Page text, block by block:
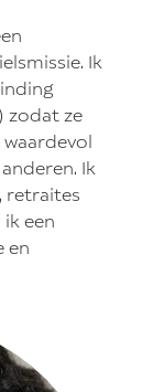
Ik
zodat ze
Ik
retraites
een
en